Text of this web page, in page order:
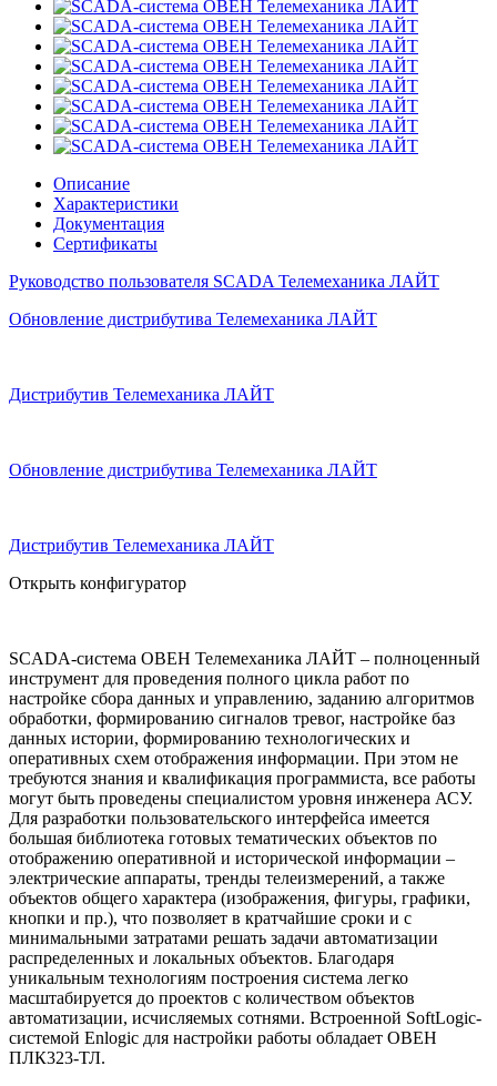
Описание
Характеристики
Документация
Сертификаты
Руководство пользователя SCADA Телемеханика ЛАЙТ
Обнoвление дистрибутива Телемеханикa ЛАЙТ
Дистрибутив Телемеханика ЛАЙТ
Обновление дистрибутива Телемеханикa ЛАЙТ
Дистрибутив Телемеханика ЛАЙТ
Открыть конфигуратор
SCADA-система ОВЕН Телемеханика ЛАЙТ – полноценный
инструмент для проведения полного цикла работ по
настройке сбора данных и управлению, заданию алгоритмов
обработки, формированию сигналов тревог, настройке баз
данных истории, формированию технологических и
оперативных схем отображения информации. При этом не
требуются знания и квалификация программиста, все работы
могут быть проведены специалистом уровня инженера АСУ.
Для разработки пользовательского интерфейса имеется
большая библиотека готовых тематических объектов по
отображению оперативной и исторической информации –
электрические аппараты, тренды телеизмерений, а также
объектов общего характера (изображения, фигуры, графики,
кнопки и пр.), что позволяет в кратчайшие сроки и с
минимальными затратами решать задачи автоматизации
распределенных и локальных объектов. Благодаря
уникальным технологиям построения система легко
масштабируется до проектов с количеством объектов
автоматизации, исчисляемых сотнями. Встроенной SoftLogic-
системой Enlogic для настройки работы обладает ОВЕН
ПЛК323-ТЛ.